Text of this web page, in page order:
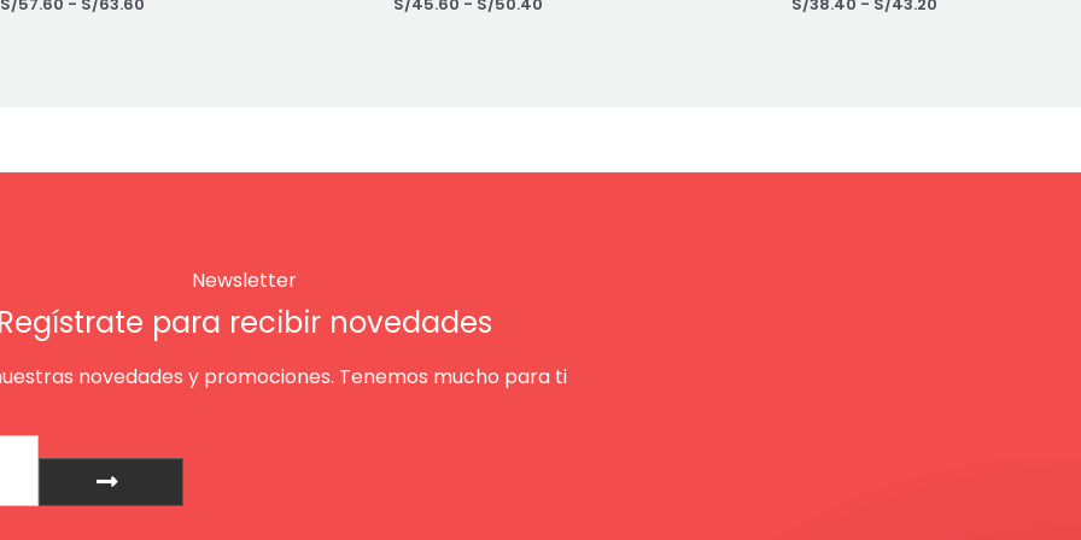
Newsletter
Regístrate para recibir novedades
novedades y promociones. Tenemos mucho para ti
Enviar